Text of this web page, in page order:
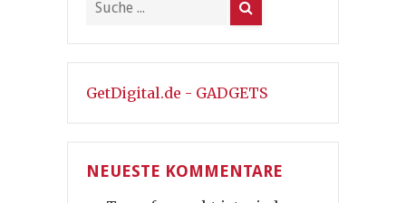
GetDigital.de - GADGETS
NEUESTE KOMMENTARE